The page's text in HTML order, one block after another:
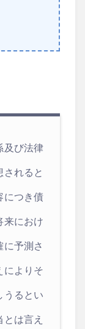
及び法律
されると
につき債
来におけ
に予測さ
によりそ
うるとい
は言え